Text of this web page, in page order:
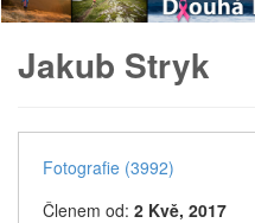
Jakub Stryk
Fotografie (3992)
Členem od: 2 Kvě, 2017